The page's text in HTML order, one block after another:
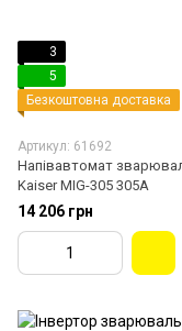
3
5
Безкоштовна доставка
Артикул: 61692
Напівавтомат
Kaiser MIG-305 305A
14 206 грн